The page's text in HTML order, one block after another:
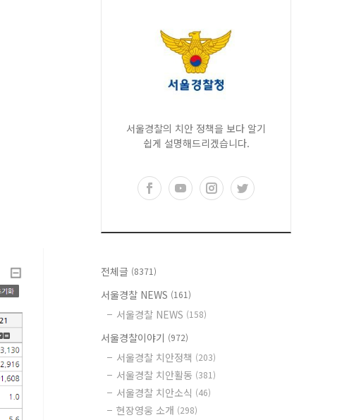
서울경찰의 치안 정책을 보다 알기
쉽게 설명해드리겠습니다.
전체글 (8371)
서울경찰 NEWS (161)
서울경찰 NEWS (158)
서울경찰이야기 (972)
서울경찰 치안정책 (203)
서울경찰 치안활동 (381)
서울경찰 치안소식 (46)
현장영웅 소개 (298)